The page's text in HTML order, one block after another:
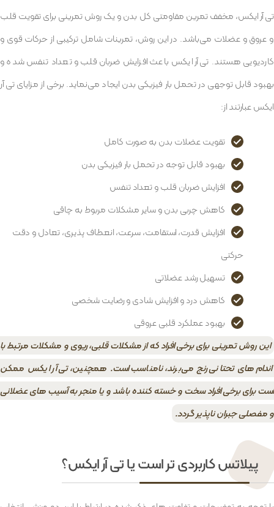
تی آر ایکس، مخفف تمرین مقاومتی کل بدن و یک روش تمرینی برای تقویت قلب
و عروق و عضلات می‌باشد. در این روش، تمرینات شامل ترکیبی از حرکات قوی و
کاردیویی هستند. تی آر ایکس باعث افزایش ضربان قلب و تعداد تنفس شده و
بهبود قابل توجهی در تحمل بار فیزیکی بدن ایجاد می‌نماید. برخی از مزایای تی آر
ایکس عبارتند از:
تقویت عضلات بدن به صورت کامل
بهبود قابل توجه در تحمل بار فیزیکی بدن
افزایش ضربان قلب و تعداد تنفس
کاهش چربی بدن و سایر مشکلات مربوط به چاقی
افزایش قدرت، استقامت، سرعت، انعطاف پذیری، تعادل و دقت
حرکتی
تسهیل رشد عضلاتی
کاهش درد و افزایش شادی و رضایت شخصی
بهبود عملکرد قلبی عروقی
این روش تمرینی برای برخی افراد که از مشکلات قلبی، ریوی و مشکلات مرتبط با
اندام های تحتانی رنج می‌برند، نامناسب است. همچنین، تی آر ایکس ممکن
است برای برخی افراد سخت و خسته کننده باشد و یا منجر به آسیب های عضلانی
و مفصلی جبران ناپذیر گردد.
پیلاتس کاربردی تر است یا تی آر ایکس؟